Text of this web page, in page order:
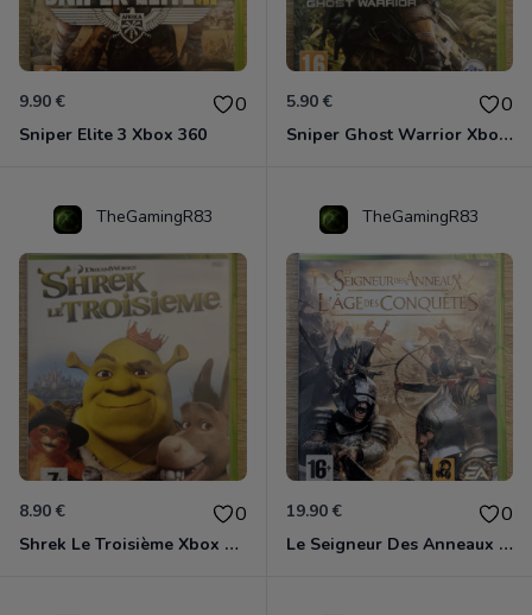
9.90 € 0
Sniper Elite 3 Xbox 360
5.90 € 0
Sniper Ghost Warrior Xbox 360
TheGamingR83
8.90 € 0
Shrek Le Troisième Xbox 360
TheGamingR83
19.90 € 0
Le Seigneur Des Anneaux - L'âge Des Conquêtes Xbox 360